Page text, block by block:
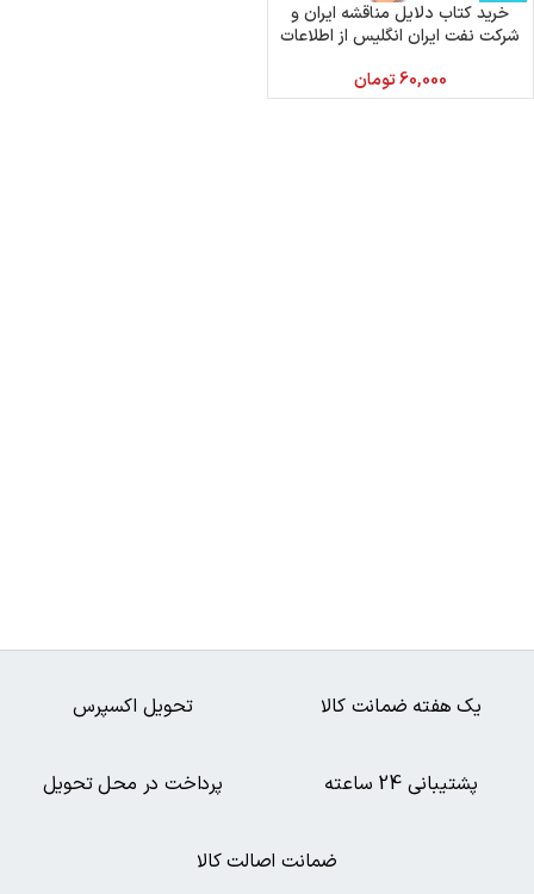
خرید کتاب دلایل مناقشه ایران و
شرکت نفت ایران انگلیس از اطلاعات
60,000تومان
ضمانت اصالت کالا
پرداخت در محل تحویل پشتیبانی 24 ساعته
تحویل اکسپرس یک هفته ضمانت کالا